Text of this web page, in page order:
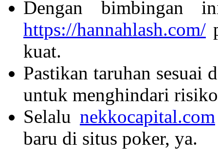
Dengan bimbingan
https://hannahlash.com/
kuat.
Pastikan taruhan
untuk menghindari
Selalu nekkocapital.com
baru di situs poker, ya.